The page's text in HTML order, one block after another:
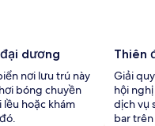
dương
nơi lưu trú này
bóng chuyền
hoặc khám
Thiên
Giải
hội
dịch vụ
bar